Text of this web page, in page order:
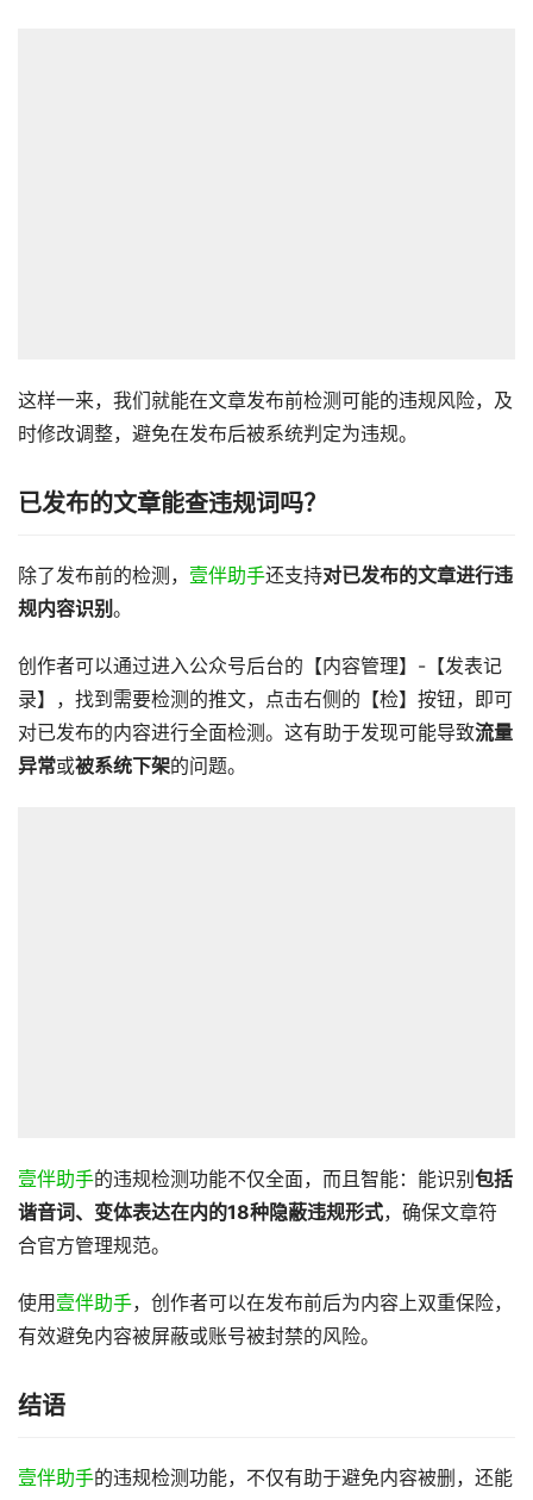
这样一来，我们就能在文章发布前检测可能的违规风险，及
时修改调整，避免在发布后被系统判定为违规。
已发布的文章能查违规词吗？
除了发布前的检测， 壹伴助手还支持对已发布的文章进行违
规内容识别 。
创作者可以通过进入公众号后台的【内容管理】-【发表记
录】，找到需要检测的推文，点击右侧的【检】按钮，即可
对已发布的内容进行全面检测。这有助于发现可能导致流量
异常或被系统下架的问题。
壹伴助手的违规检测功能不仅全面，而且智能：能识别 包括
谐音词、变体表达在内的18种隐蔽违规形式，确保文章符
合官方管理规范。
使用 壹伴助手，创作者可以在发布前后为内容上双重保险，
有效避免内容被屏蔽或账号被封禁的风险。
结语
壹伴助手的违规检测功能，不仅有助于避免内容被删，还能